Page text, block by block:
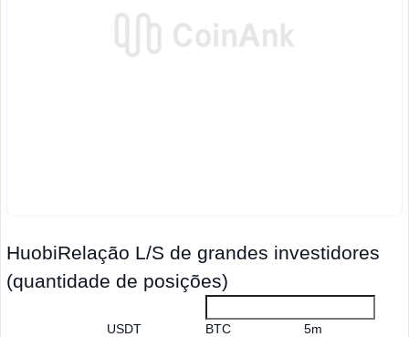
HuobiRelação L/S de grandes investidores
(quantidade de posições)
USDT BTC 5m